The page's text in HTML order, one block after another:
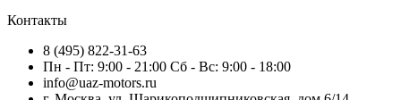
Контакты
8 (495) 822-31-63
Пн - Пт: 9:00 - 21:00 Сб - Вс: 9:00 - 18:00
info@uaz-motors.ru